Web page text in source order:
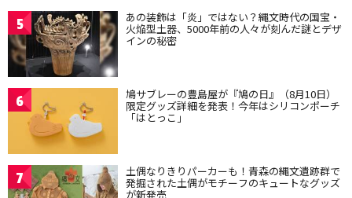
5 あの装飾は「炎」ではない？縄文時代の国宝・
火焔型土器、5000年前の人々が刻んだ謎とデザ
インの秘密
6 鳩サブレーの豊島屋が『鳩の日』（8月10日）
限定グッズ詳細を発表！今年はシリコンポーチ
「はとっこ」
7 土偶なりきりパーカーも！青森の縄文遺跡群で
発掘された土偶がモチーフのキュートなグッズ
が新発売